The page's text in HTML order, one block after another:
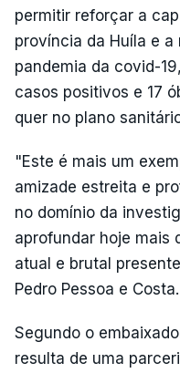
permitir reforçar a
província da Huíla e
pandemia da covid-
casos positivos e 17
quer no plano
"Este é mais um
amizade estreita e
no domínio da
aprofundar hoje mais
atual e brutal
Pedro Pessoa e Costa.
Segundo o
resulta de uma